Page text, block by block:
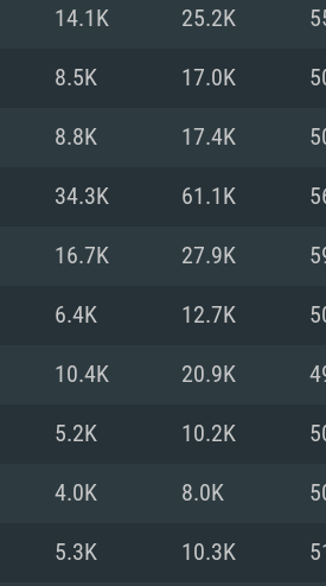
시스템
상
i5 (Intel Xeon 은 지
버전
14.1K 25.2K
8.5K 17.0K
8.8K 17.4K
34.3K 61.1K
16.7K 27.9K
6.4K 12.7K
10.4K 20.9K
5.2K 10.2K
4.0K 8.0K
5.3K 10.3K